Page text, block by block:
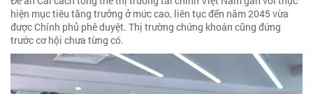
hiện mục tiêu tăng trưởng ở mức cao, liên tục đến năm 2045 vừa
được Chính phủ phê duyệt. Thị trường chứng khoán cũng đứng
trước cơ hội chưa từng có.